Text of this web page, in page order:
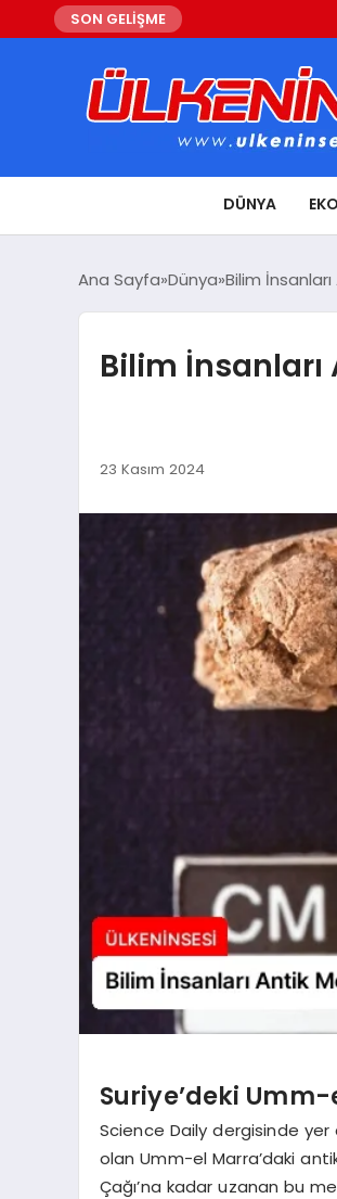
SON GELİŞME
DÜNYA
Ana Sayfa Dünya Bilim
Bilim İnsanları
23 Kasım 2024
Suriye’deki
Science Daily dergisinde yer
olan Umm-el Marra’daki
Çağı’na kadar uzanan bu